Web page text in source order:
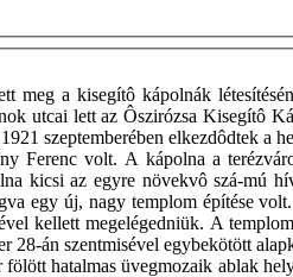
meg a kisegítô kápolnák
utcai lett az Ôszirózsa Kisegítô
szeptemberében elkezdôdtek a
Ferenc volt. A kápolna a
kicsi az egyre növekvô szá-mú
egy új, nagy templom építése
kellett megelégedniük. A
28-án szentmisével egybekötött
hatalmas üvegmozaik ablak